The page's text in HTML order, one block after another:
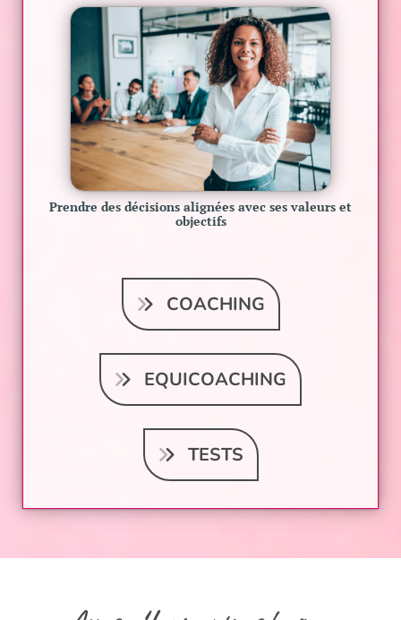
Prendre des décisions alignées avec ses valeurs et
objectifs
COACHING
EQUICOACHING
TESTS